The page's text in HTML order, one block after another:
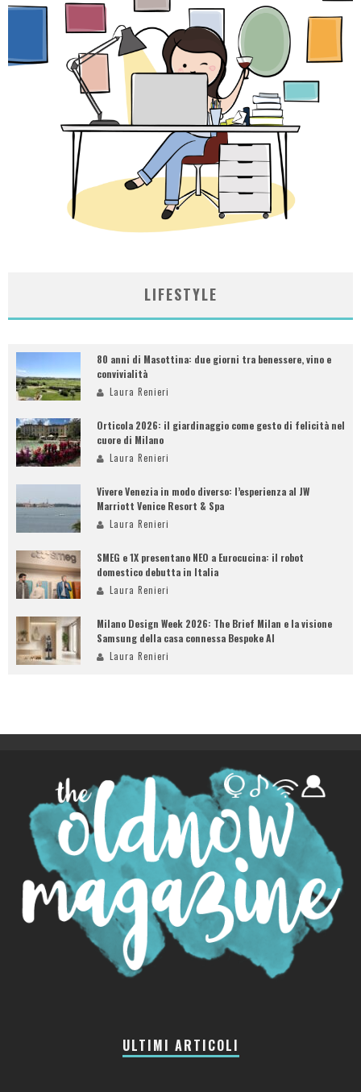
LIFESTYLE
80 anni di Masottina: due giorni tra benessere, vino e
convivialità
Laura Renieri
Orticola 2026: il giardinaggio come gesto di felicità nel
cuore di Milano
Laura Renieri
Vivere Venezia in modo diverso: l’esperienza al JW
Marriott Venice Resort & Spa
Laura Renieri
SMEG e 1X presentano NEO a Eurocucina: il robot
domestico debutta in Italia
Laura Renieri
Milano Design Week 2026: The Brief Milan e la visione
Samsung della casa connessa Bespoke AI
Laura Renieri
ULTIMI ARTICOLI